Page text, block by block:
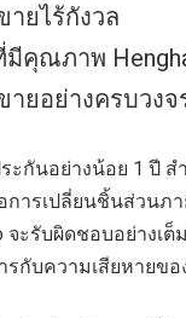
ายไร้กังวล
มีคุณภาพ
ายอย่างครบวงจ
ะกันอย่างน้อย 1 ปี
ารเปลี่ยนชิ้นส่วนภา
จะรับผิดชอบอย่างเ
รกับความเสียหายขอ